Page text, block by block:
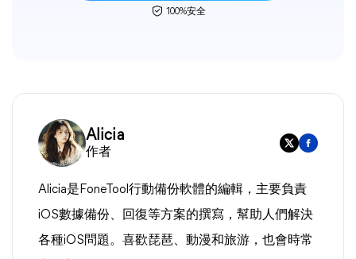
100%安全
Alicia
作者
Alicia是FoneTool行動備份軟體的編輯，主要負責
iOS數據備份、回復等方案的撰寫，幫助人們解決
各種iOS問題。喜歡琵琶、動漫和旅游，也會時常